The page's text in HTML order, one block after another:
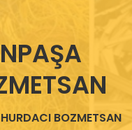
BOZMETSAN